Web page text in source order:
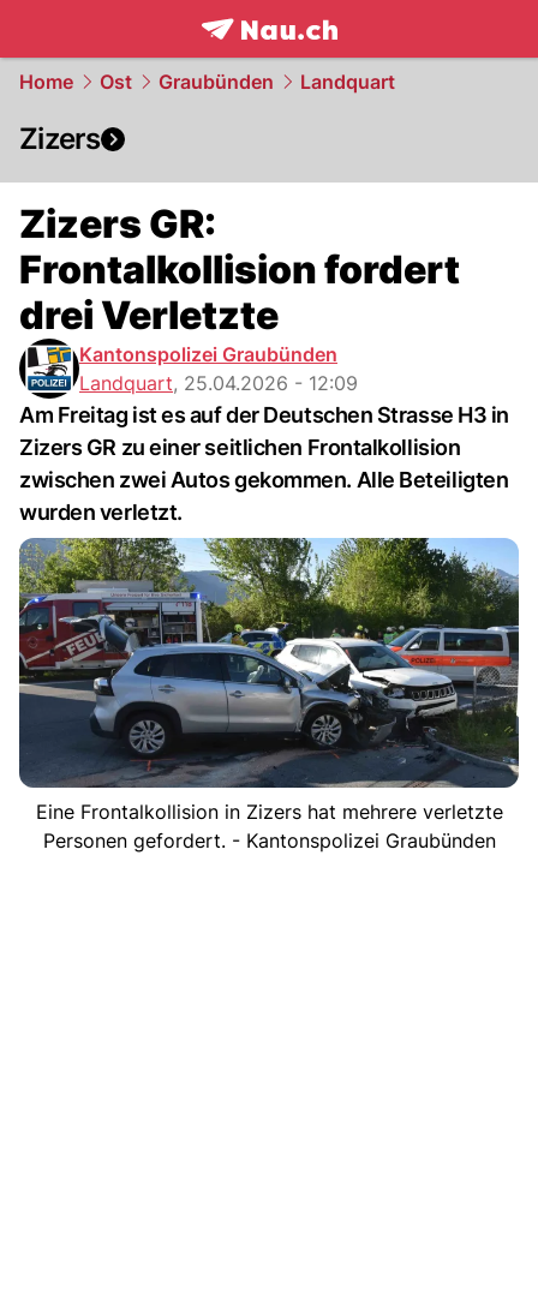
frontpage.NAU.ch
Home Ost Graubünden Landquart
Zizers
Zizers GR:
Frontalkollision fordert
drei Verletzte
Kantonspolizei Graubünden
Landquart, 25.04.2026 - 12:09
Am Freitag ist es auf der Deutschen Strasse H3 in
Zizers GR zu einer seitlichen Frontalkollision
zwischen zwei Autos gekommen. Alle Beteiligten
wurden verletzt.
Eine Frontalkollision in Zizers hat mehrere verletzte
Personen gefordert. - Kantonspolizei Graubünden